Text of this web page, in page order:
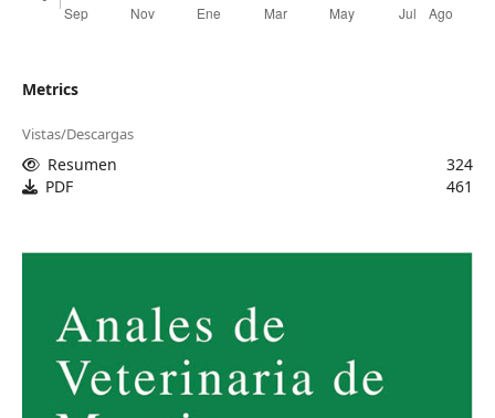
Metrics
Vistas/Descargas
Resumen
324
PDF
461